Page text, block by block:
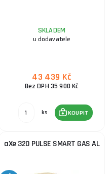
SKLADEM
u dodavatele
43 439 Kč
Bez DPH 35 900 Kč
ks KOUPIT
aXe 320 PULSE SMART GAS AL